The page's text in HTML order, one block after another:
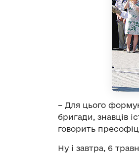
– Для цього
бригади, знавців
говорить
Ну і завтра, 6